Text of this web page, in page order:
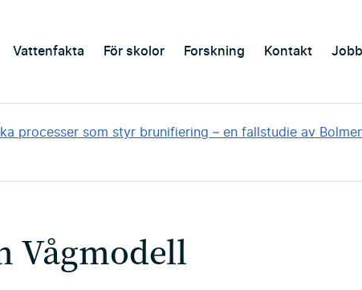
Vattenfakta För skolor Forskning Kontakt
processer som styr brunifiering – en fallstudie av
Vågmodell